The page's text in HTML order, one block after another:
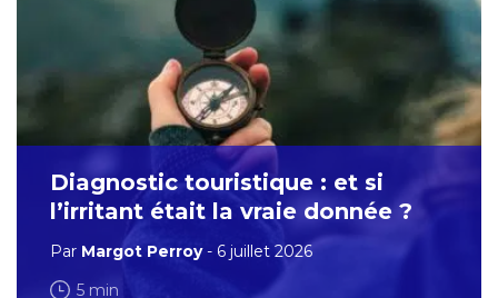
Diagnostic touristique : et si
l’irritant était la vraie donnée ?
Par Margot Perroy- 6 juillet 2026
5 min